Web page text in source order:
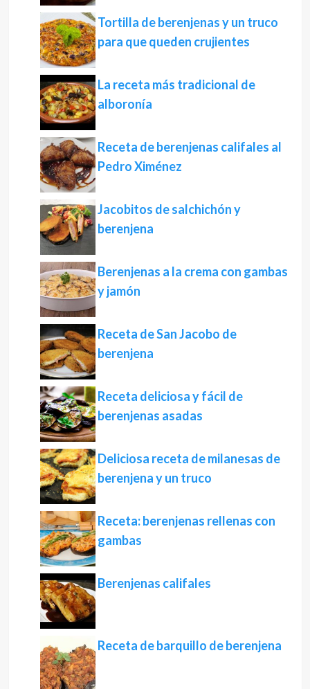
Tortilla de berenjenas y un truco
para que queden crujientes
La receta más tradicional de
alboronía
Receta de berenjenas califales al
Pedro Ximénez
Jacobitos de salchichón y
berenjena
Berenjenas a la crema con gambas
y jamón
Receta de San Jacobo de
berenjena
Receta deliciosa y fácil de
berenjenas asadas
Deliciosa receta de milanesas de
berenjena y un truco
Receta: berenjenas rellenas con
gambas
Berenjenas califales
Receta de barquillo de berenjena